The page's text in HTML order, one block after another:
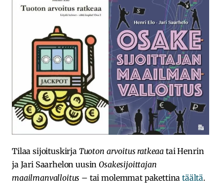
Tilaa sijoituskirja Tuoton arvoitus ratkeaa tai Henrin
ja Jari Saarhelon uusin Osakesijoittajan
maailmanvalloitus – tai molemmat pakettinatäältä.